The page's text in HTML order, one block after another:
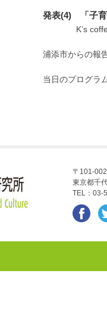
発表(4) 「子育
K’s coffee
浦添市からの報
当日のプログラ
〒101-
東京都千
TEL：